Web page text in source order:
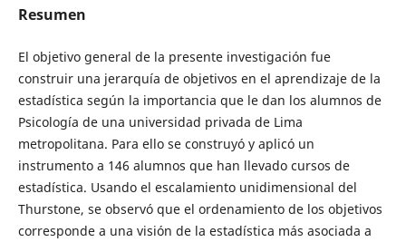
Resumen
El objetivo general de la presente investigación fue
construir una jerarquía de objetivos en el aprendizaje de la
estadística según la importancia que le dan los alumnos de
Psicología de una universidad privada de Lima
metropolitana. Para ello se construyó y aplicó un
instrumento a 146 alumnos que han llevado cursos de
estadística. Usando el escalamiento unidimensional del
Thurstone, se observó que el ordenamiento de los objetivos
corresponde a una visión de la estadística más asociada a